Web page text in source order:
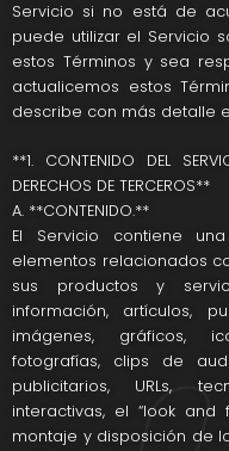
Servicio si no está de
puede utilizar el Servicio
estos Términos y sea
actualicemos estos
describe con más detalle
**1. CONTENIDO DEL
DERECHOS DE TERCEROS**
A. **CONTENIDO.**
El Servicio contiene
elementos relacionados con
sus productos y
información, artículos,
imágenes, gráficos,
fotografías, clips de
publicitarios, URLs,
interactivas, el “look
montaje y disposición de